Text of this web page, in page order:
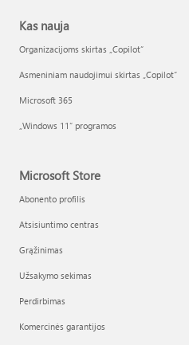
Kas nauja
Organizacijoms skirtas „Copilot“
Asmeniniam naudojimui skirtas „Copilot“
Microsoft 365
„Windows 11“ programos
Microsoft Store
Abonento profilis
Atsisiuntimo centras
Grąžinimas
Užsakymo sekimas
Perdirbimas
Komercinės garantijos